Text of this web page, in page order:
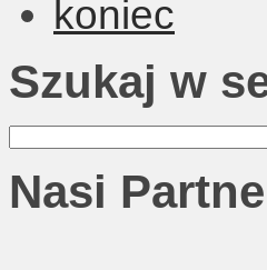
koniec
Szukaj w
Nasi